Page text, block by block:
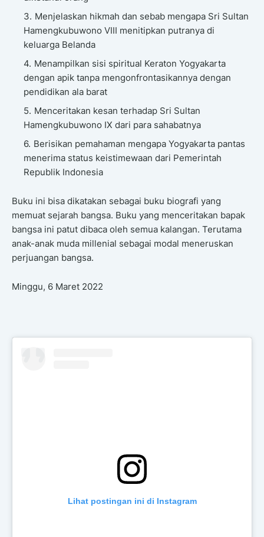
Menjelaskan hikmah dan sebab mengapa Sri Sultan
Hamengkubuwono VIII menitipkan putranya di
keluarga Belanda
Menampilkan sisi spiritual Keraton Yogyakarta
dengan apik tanpa mengonfrontasikannya dengan
pendidikan ala barat
Menceritakan kesan terhadap Sri Sultan
Hamengkubuwono IX dari para sahabatnya
Berisikan pemahaman mengapa Yogyakarta pantas
menerima status keistimewaan dari Pemerintah
Republik Indonesia
Buku ini bisa dikatakan sebagai buku biografi yang
memuat sejarah bangsa. Buku yang menceritakan bapak
bangsa ini patut dibaca oleh semua kalangan. Terutama
anak-anak muda millenial sebagai modal meneruskan
perjuangan bangsa.
Minggu, 6 Maret 2022
Lihat postingan ini di Instagram